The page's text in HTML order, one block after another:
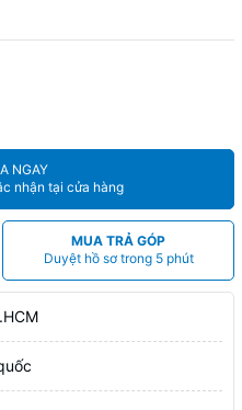
NGAY
nhận tại cửa hàng
MUA TRẢ GÓP
Duyệt hồ sơ trong 5 phút